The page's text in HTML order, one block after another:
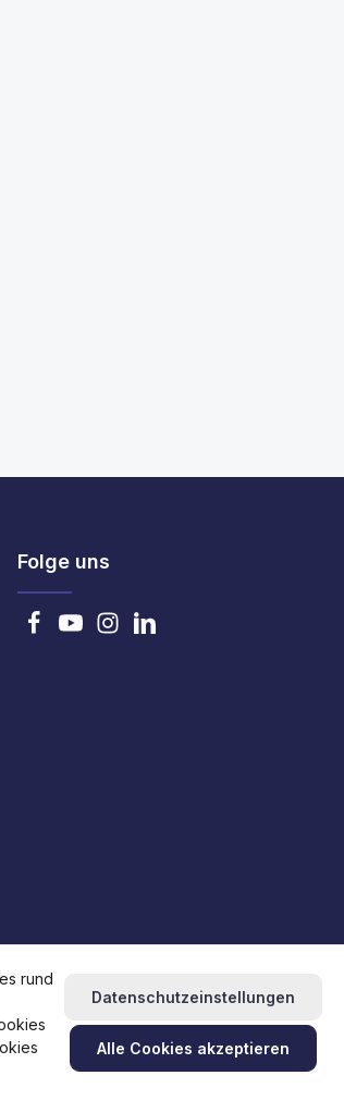
Anzahl zu erhöhen oder
Folge uns
wenn nicht anders angegeben.
rund
Datenschutzeinstellungen
Alle Cookies akzeptieren